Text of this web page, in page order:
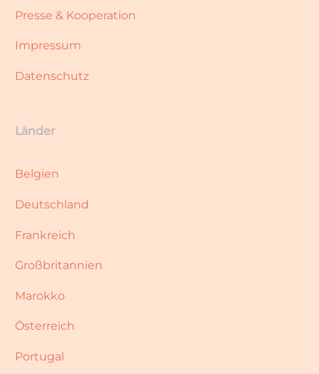
Presse & Kooperation
Impressum
Datenschutz
Länder
Belgien
Deutschland
Frankreich
Großbritannien
Marokko
Österreich
Portugal